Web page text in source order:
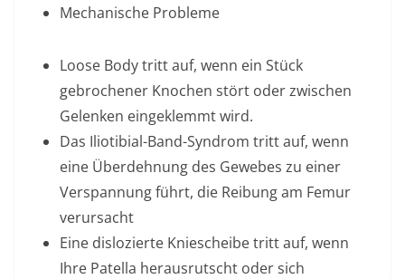
Mechanische Probleme
Loose Body tritt auf, wenn ein Stück
gebrochener Knochen stört oder zwischen
Gelenken eingeklemmt wird.
Das Iliotibial-Band-Syndrom tritt auf, wenn
eine Überdehnung des Gewebes zu einer
Verspannung führt, die Reibung am Femur
verursacht
Eine dislozierte Kniescheibe tritt auf, wenn
Ihre Patella herausrutscht oder sich